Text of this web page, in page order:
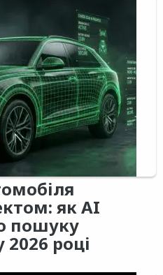
як AI
пошуку
році